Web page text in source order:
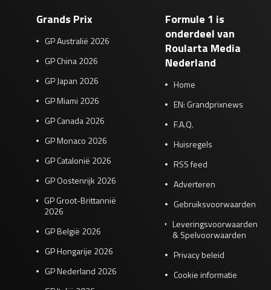
Grands Prix
GP Australië 2026
GP China 2026
GP Japan 2026
GP Miami 2026
GP Canada 2026
GP Monaco 2026
GP Catalonië 2026
GP Oostenrijk 2026
GP Groot-Brittannië
2026
GP België 2026
GP Hongarije 2026
GP Nederland 2026
Formule 1 is
onderdeel van
Roularta Media
Nederland
Home
EN: Grandprixnews
F.A.Q.
Huisregels
RSS feed
Adverteren
Gebruiksvoorwaarden
Leveringsvoorwaarden
& Spelvoorwaarden
Privacy beleid
Cookie informatie